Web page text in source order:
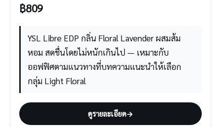
฿809
YSL Libre EDP กลิ่น Floral Lavender ผสมส้ม
หอม สดชื่นโดยไม่หนักเกินไป — เหมาะกับ
ออฟฟิศตามแนวทางที่บทความแนะนำให้เลือก
กลุ่ม Light Floral
ดูรายละเอียด→